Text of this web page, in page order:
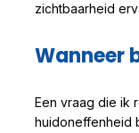
zichtbaarheid
Wanneer
Een vraag die ik
huidoneffenheid